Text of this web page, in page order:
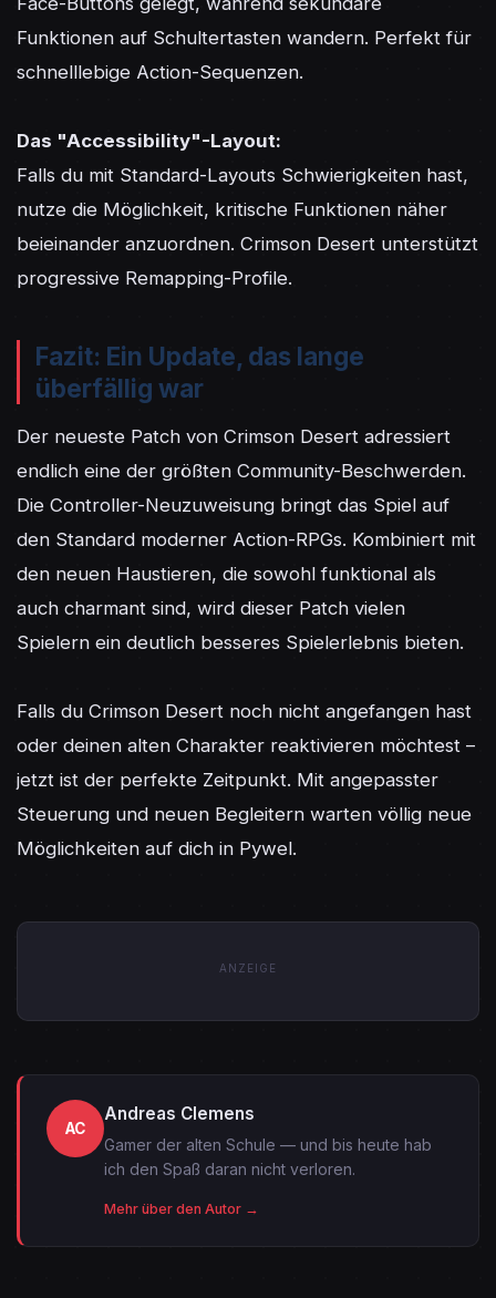
Funktionen auf Schultertasten wandern. Perfekt für
schnelllebige Action-Sequenzen.
Das "Accessibility"-Layout:
Falls du mit Standard-Layouts Schwierigkeiten hast,
nutze die Möglichkeit, kritische Funktionen näher
beieinander anzuordnen. Crimson Desert unterstützt
progressive Remapping-Profile.
Fazit: Ein Update, das lange
überfällig war
Der neueste Patch von Crimson Desert adressiert
endlich eine der größten Community-Beschwerden.
Die Controller-Neuzuweisung bringt das Spiel auf
den Standard moderner Action-RPGs. Kombiniert mit
den neuen Haustieren, die sowohl funktional als
auch charmant sind, wird dieser Patch vielen
Spielern ein deutlich besseres Spielerlebnis bieten.
Falls du Crimson Desert noch nicht angefangen hast
oder deinen alten Charakter reaktivieren möchtest –
jetzt ist der perfekte Zeitpunkt. Mit angepasster
Steuerung und neuen Begleitern warten völlig neue
Möglichkeiten auf dich in Pywel.
ANZEIGE
AC
Andreas Clemens
Gamer der alten Schule — und bis heute hab
ich den Spaß daran nicht verloren.
Mehr über den Autor →